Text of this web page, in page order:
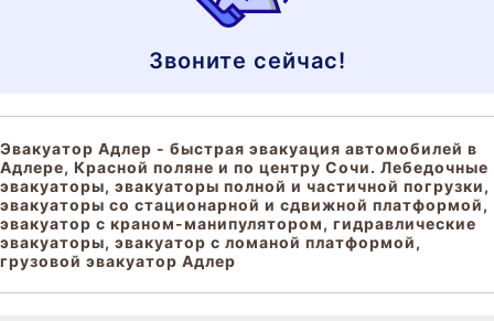
Звоните сейчас!
Эвакуатор Адлер - быстрая эвакуация автомобилей в
Адлере, Красной поляне и по центру Сочи. Лебедочные
эвакуаторы, эвакуаторы полной и частичной погрузки,
эвакуаторы со стационарной и сдвижной платформой,
эвакуатор с краном-манипулятором, гидравлические
эвакуаторы, эвакуатор с ломаной платформой,
грузовой эвакуатор Адлер